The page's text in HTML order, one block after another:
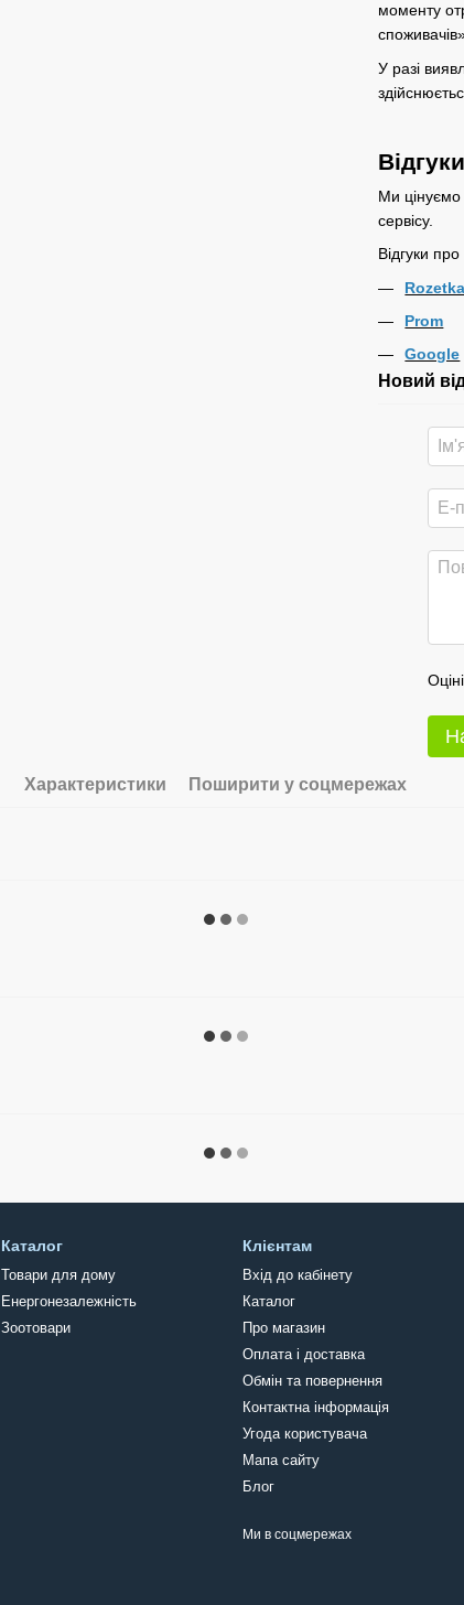
моменту
У разі
Ми цінуємо
сервісу.
Відгуки
Rozetka
Prom
Google
Новий
Характеристики Поширити у соцмережах
Каталог
Товари для дому
Енергонезалежність
Зоотовари
Клієнтам
Вхід до кабінету
Каталог
Про магазин
Оплата і доставка
Обмін та повернення
Контактна інформація
Угода користувача
Мапа сайту
Блог
Ми в соцмережах